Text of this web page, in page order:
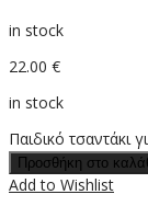
in stock
22.00 €
in stock
Παιδικό τσαντάκι
Προσθήκη στο
Add to Wishlist